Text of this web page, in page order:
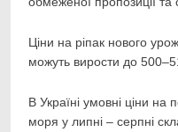
Ціни на ріпак нового
можуть вирости до
В Україні умовні ціни на
моря у липні – серпні